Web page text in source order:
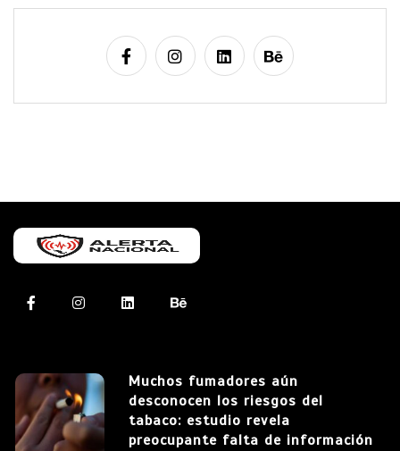
Muchos fumadores aún
desconocen los riesgos del
tabaco: estudio revela
preocupante falta de información